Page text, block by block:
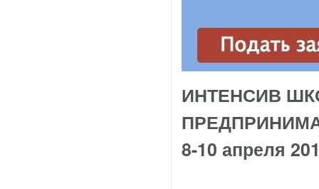
ИНТЕНСИВ
8-10 апреля